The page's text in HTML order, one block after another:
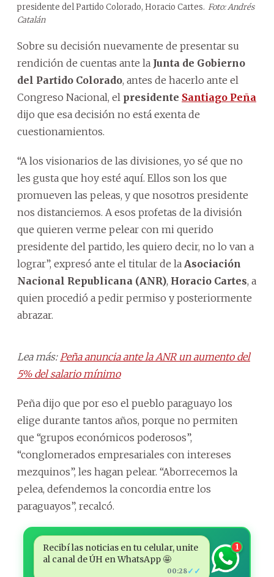
presidente del Partido Colorado, Horacio Cartes. Foto: Andrés
Catalán
Sobre su decisión nuevamente de presentar su
rendición de cuentas ante la Junta de Gobierno
del Partido Colorado, antes de hacerlo ante el
Congreso Nacional, el presidente Santiago Peña
dijo que esa decisión no está exenta de
cuestionamientos.
“A los visionarios de las divisiones, yo sé que no
les gusta que hoy esté aquí. Ellos son los que
promueven las peleas, y que nosotros presidente
nos distanciemos. A esos profetas de la división
que quieren verme pelear con mi querido
presidente del partido, les quiero decir, no lo van a
lograr”, expresó ante el titular de la Asociación
Nacional Republicana (ANR), Horacio Cartes, a
quien procedió a pedir permiso y posteriormente
abrazar.
Lea más: Peña anuncia ante la ANR un aumento del
5% del salario mínimo
Peña dijo que por eso el pueblo paraguayo los
elige durante tantos años, porque no permiten
que “grupos económicos poderosos”,
“conglomerados empresariales con intereses
mezquinos”, les hagan pelear. “Aborrecemos la
pelea, defendemos la concordia entre los
paraguayos”, recalcó.
Recibí las noticias en tu celular, unite
al canal de ÚH en WhatsApp 🤩
00:28✓✓
1